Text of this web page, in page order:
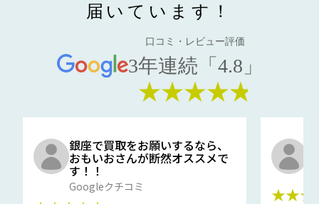
届いています！
口コミ・レビュー評価
3年連続「4.8」
★★★★★
銀座で買取をお願いするなら、
おもいおさんが断然オススメで
す！！
Googleクチコミ